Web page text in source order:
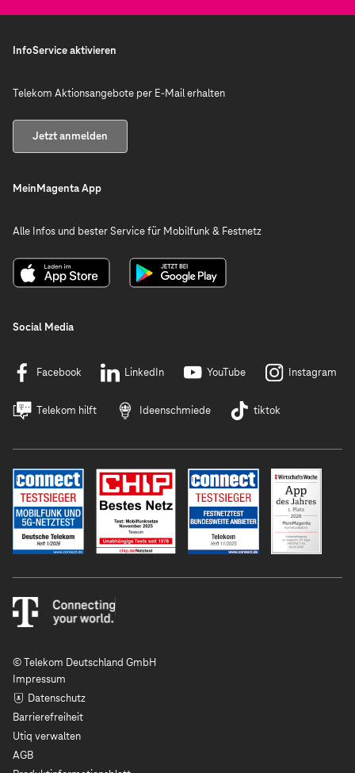
InfoService aktivieren
Telekom Aktionsangebote per E-Mail erhalten
Jetzt anmelden
MeinMagenta App
Alle Infos und bester Service für Mobilfunk & Festnetz
Social Media
Facebook LinkedIn YouTube Instagram
Telekom hilft Ideenschmiede tiktok
© Telekom Deutschland GmbH
Impressum
Datenschutz
Barrierefreiheit
Utiq verwalten
AGB